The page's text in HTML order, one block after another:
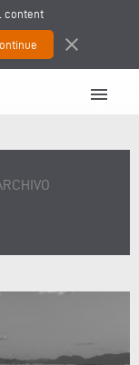
content
close
menu